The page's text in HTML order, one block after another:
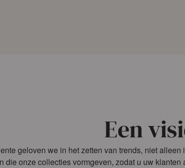
Een
geloven we in het zetten van trends, niet
die onze collecties vormgeven, zodat u uw